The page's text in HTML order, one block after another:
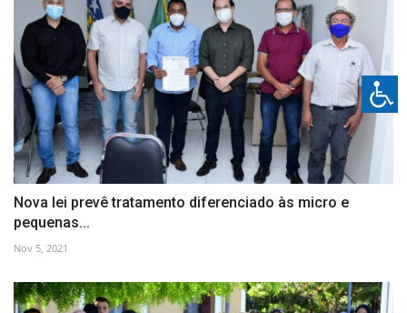
Nova lei prevê tratamento diferenciado às micro e
pequenas...
Nov 5, 2021